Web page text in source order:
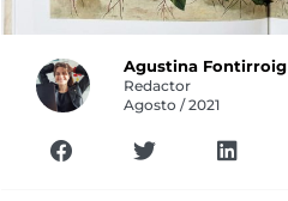
Agustina Fontirroig
Redactor
Agosto / 2021